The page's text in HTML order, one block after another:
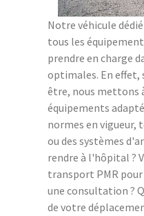
Notre véhicule
tous les
prendre en charge
optimales. En effet,
être, nous mettons
équipements
normes en vigueur,
ou des systèmes
rendre à l'hôpital ?
transport PMR
une consultation ?
de votre